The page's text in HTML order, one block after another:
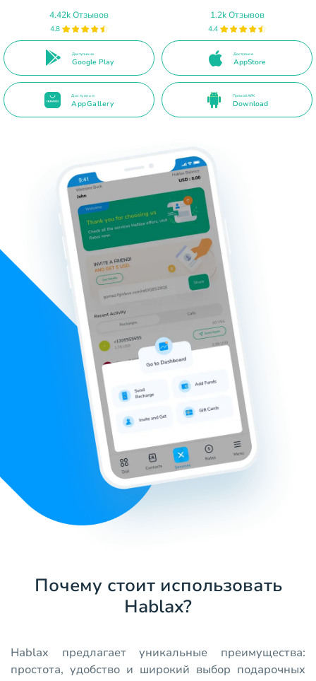
4.42k Отзывов
4.8
Доступно на
Google Play
1.2k Отзывов
4.4
Доступно в
AppStore
Доступно в
AppGallery
Прямой APK
Download
Почему стоит использовать
Hablax?
Hablax предлагает уникальные преимущества:
простота, удобство и широкий выбор подарочных